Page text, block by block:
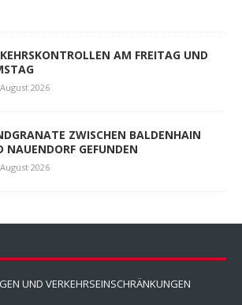
AM FREITAG UND
2026
ZWISCHEN BALDENHAIN
NAUENDORF GEFUNDEN
2026
UND VERKEHRSEINSCHRÄNKUNGEN